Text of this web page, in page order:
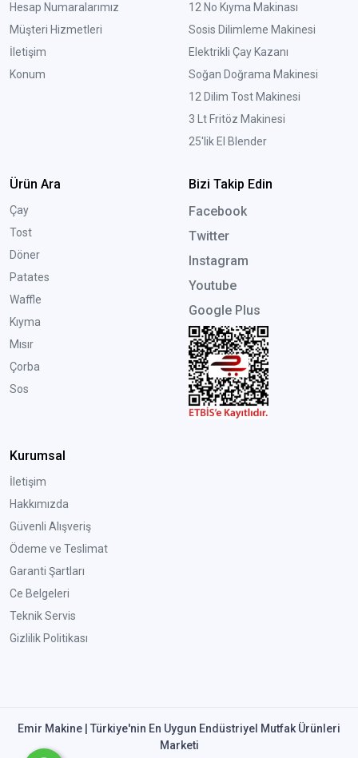
Hesap Numaralarımız
Müşteri Hizmetleri
İletişim
Konum
12 No Kıyma Makinası
Sosis Dilimleme Makinesi
Elektrikli Çay Kazanı
Soğan Doğrama Makinesi
12 Dilim Tost Makinesi
3 Lt Fritöz Makinesi
25'lik El Blender
Ürün Ara
Çay
Tost
Döner
Patates
Waffle
Kıyma
Mısır
Çorba
Sos
Bizi Takip Edin
Facebook
Twitter
Instagram
Youtube
Google Plus
Kurumsal
İletişim
Hakkımızda
Güvenli Alışveriş
Ödeme ve Teslimat
Garanti Şartları
Ce Belgeleri
Teknik Servis
Gizlilik Politikası
Emir Makine | Türkiye'nin En Uygun Endüstriyel Mutfak Ürünleri
Marketi